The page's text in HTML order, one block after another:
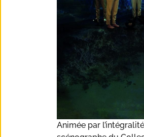
Animée par